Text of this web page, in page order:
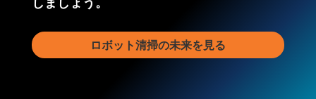
ロボット清掃の未来を見る